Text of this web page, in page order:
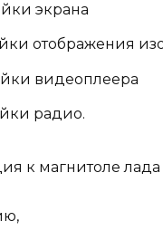
экрана
отображения
видеоплеера
радио.